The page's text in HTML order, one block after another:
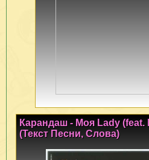
Карандаш - Моя Lady (feat.
(Текст Песни, Слова)